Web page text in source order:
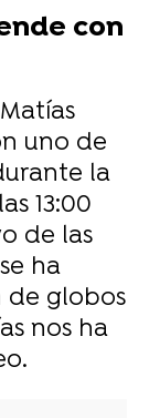
con
uno de
la
13:00
de las
ha
de globos
nos ha